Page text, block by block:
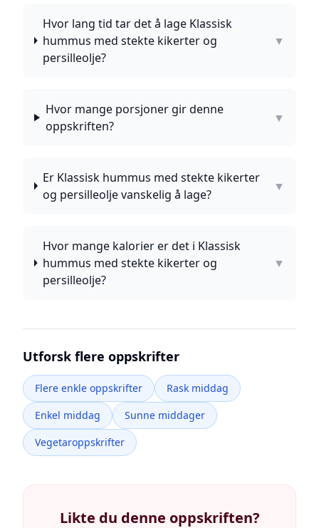
Hvor lang tid tar det å lage Klassisk
hummus med stekte kikerter og
persilleolje?
▼
Hvor mange porsjoner gir denne
oppskriften?
▼
Er Klassisk hummus med stekte kikerter
og persilleolje vanskelig å lage?
▼
Hvor mange kalorier er det i Klassisk
hummus med stekte kikerter og
persilleolje?
▼
Utforsk flere oppskrifter
Flere enkle oppskrifter
Rask middag
Enkel middag
Sunne middager
Vegetaroppskrifter
Likte du denne oppskriften?